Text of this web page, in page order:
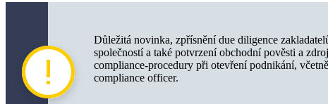
Důležitá novinka, zpřísnění due diligence
společností a také potvrzení obchodní pověsti a
compliance-procedury při otevření podnikání,
compliance officer.